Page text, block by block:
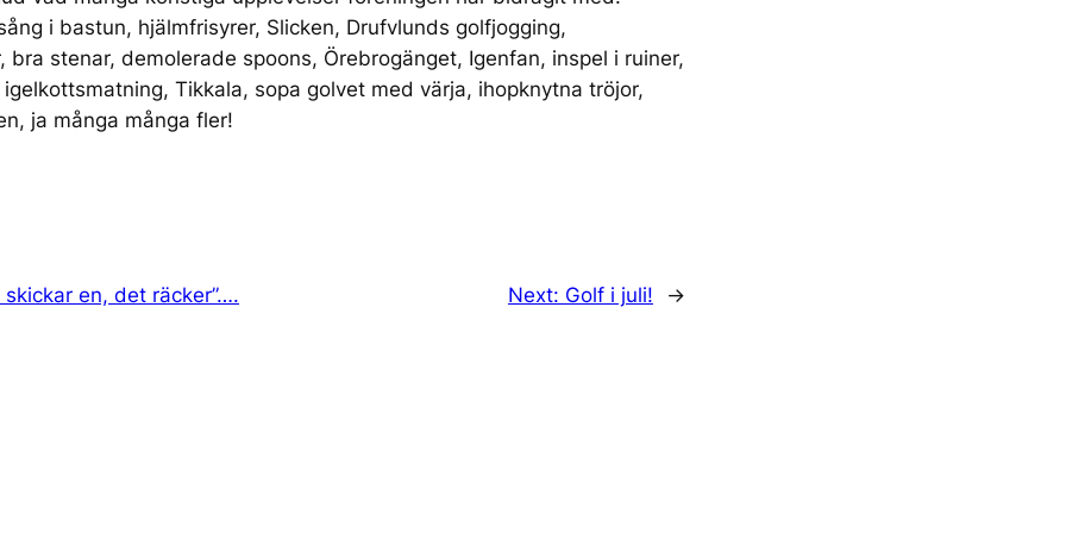
i bastun, hjälmfrisyrer, Slicken, Drufvlunds golfjogging,
bra stenar, demolerade spoons, Örebrogänget, Igenfan, inspel i ruiner,
Tikkala, sopa golvet med värja, ihopknytna tröjor,
ja många många fler!
skickar en, det räcker”…. Next: Golf i juli! →